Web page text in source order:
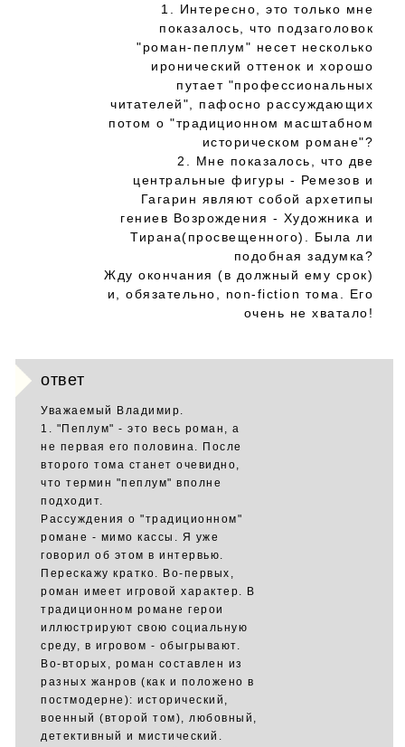
1. Интересно, это только мне
показалось, что подзаголовок
"роман-пеплум" несет несколько
иронический оттенок и хорошо
путает "профессиональных
читателей", пафосно рассуждающих
потом о "традиционном масштабном
историческом романе"?
2. Мне показалось, что две
центральные фигуры - Ремезов и
Гагарин являют собой архетипы
гениев Возрождения - Художника и
Тирана(просвещенного). Была ли
подобная задумка?
Жду окончания (в должный ему срок)
и, обязательно, non-fiction тома. Его
очень не хватало!
ответ
Уважаемый Владимир.
1. "Пеплум" - это весь роман, а
не первая его половина. После
второго тома станет очевидно,
что термин "пеплум" вполне
подходит.
Рассуждения о "традиционном"
романе - мимо кассы. Я уже
говорил об этом в интервью.
Перескажу кратко. Во-первых,
роман имеет игровой характер. В
традиционном романе герои
иллюстрируют свою социальную
среду, в игровом - обыгрывают.
Во-вторых, роман составлен из
разных жанров (как и положено в
постмодерне): исторический,
военный (второй том), любовный,
детективный и мистический.